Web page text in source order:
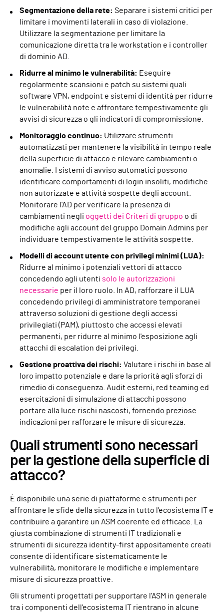
Segmentazione della rete: Separare i sistemi critici per
limitare i movimenti laterali in caso di violazione.
Utilizzare la segmentazione per limitare la
comunicazione diretta tra le workstation e i controller
di dominio AD.
Ridurre al minimo le vulnerabilità: Eseguire
regolarmente scansioni e patch su sistemi quali
software VPN, endpoint e sistemi di identità per ridurre
le vulnerabilità note e affrontare tempestivamente gli
avvisi di sicurezza o gli indicatori di compromissione.
Monitoraggio continuo: Utilizzare strumenti
automatizzati per mantenere la visibilità in tempo reale
della superficie di attacco e rilevare cambiamenti o
anomalie. I sistemi di avviso automatici possono
identificare comportamenti di login insoliti, modifiche
non autorizzate e attività sospette degli account.
Monitorare l'AD per verificare la presenza di
cambiamenti negli oggetti dei Criteri di gruppo o di
modifiche agli account del gruppo Domain Admins per
individuare tempestivamente le attività sospette.
Modelli di account utente con privilegi minimi (LUA):
Ridurre al minimo i potenziali vettori di attacco
concedendo agli utenti solo le autorizzazioni
necessarie per il loro ruolo. In AD, rafforzare il LUA
concedendo privilegi di amministratore temporanei
attraverso soluzioni di gestione degli accessi
privilegiati (PAM), piuttosto che accessi elevati
permanenti, per ridurre al minimo l'esposizione agli
attacchi di escalation dei privilegi.
Gestione proattiva dei rischi: Valutare i rischi in base al
loro impatto potenziale e dare la priorità agli sforzi di
rimedio di conseguenza. Audit esterni, red teaming ed
esercitazioni di simulazione di attacchi possono
portare alla luce rischi nascosti, fornendo preziose
indicazioni per rafforzare le misure di sicurezza.
Quali strumenti sono necessari
per la gestione della superficie di
attacco?
È disponibile una serie di piattaforme e strumenti per
affrontare le sfide della sicurezza in tutto l'ecosistema IT e
contribuire a garantire un ASM coerente ed efficace. La
giusta combinazione di strumenti IT tradizionali e
strumenti di sicurezza identity-first appositamente creati
consente di identificare sistematicamente le
vulnerabilità, monitorare le modifiche e implementare
misure di sicurezza proattive.
Gli strumenti progettati per supportare l'ASM in generale
tra i componenti dell'ecosistema IT rientrano in alcune